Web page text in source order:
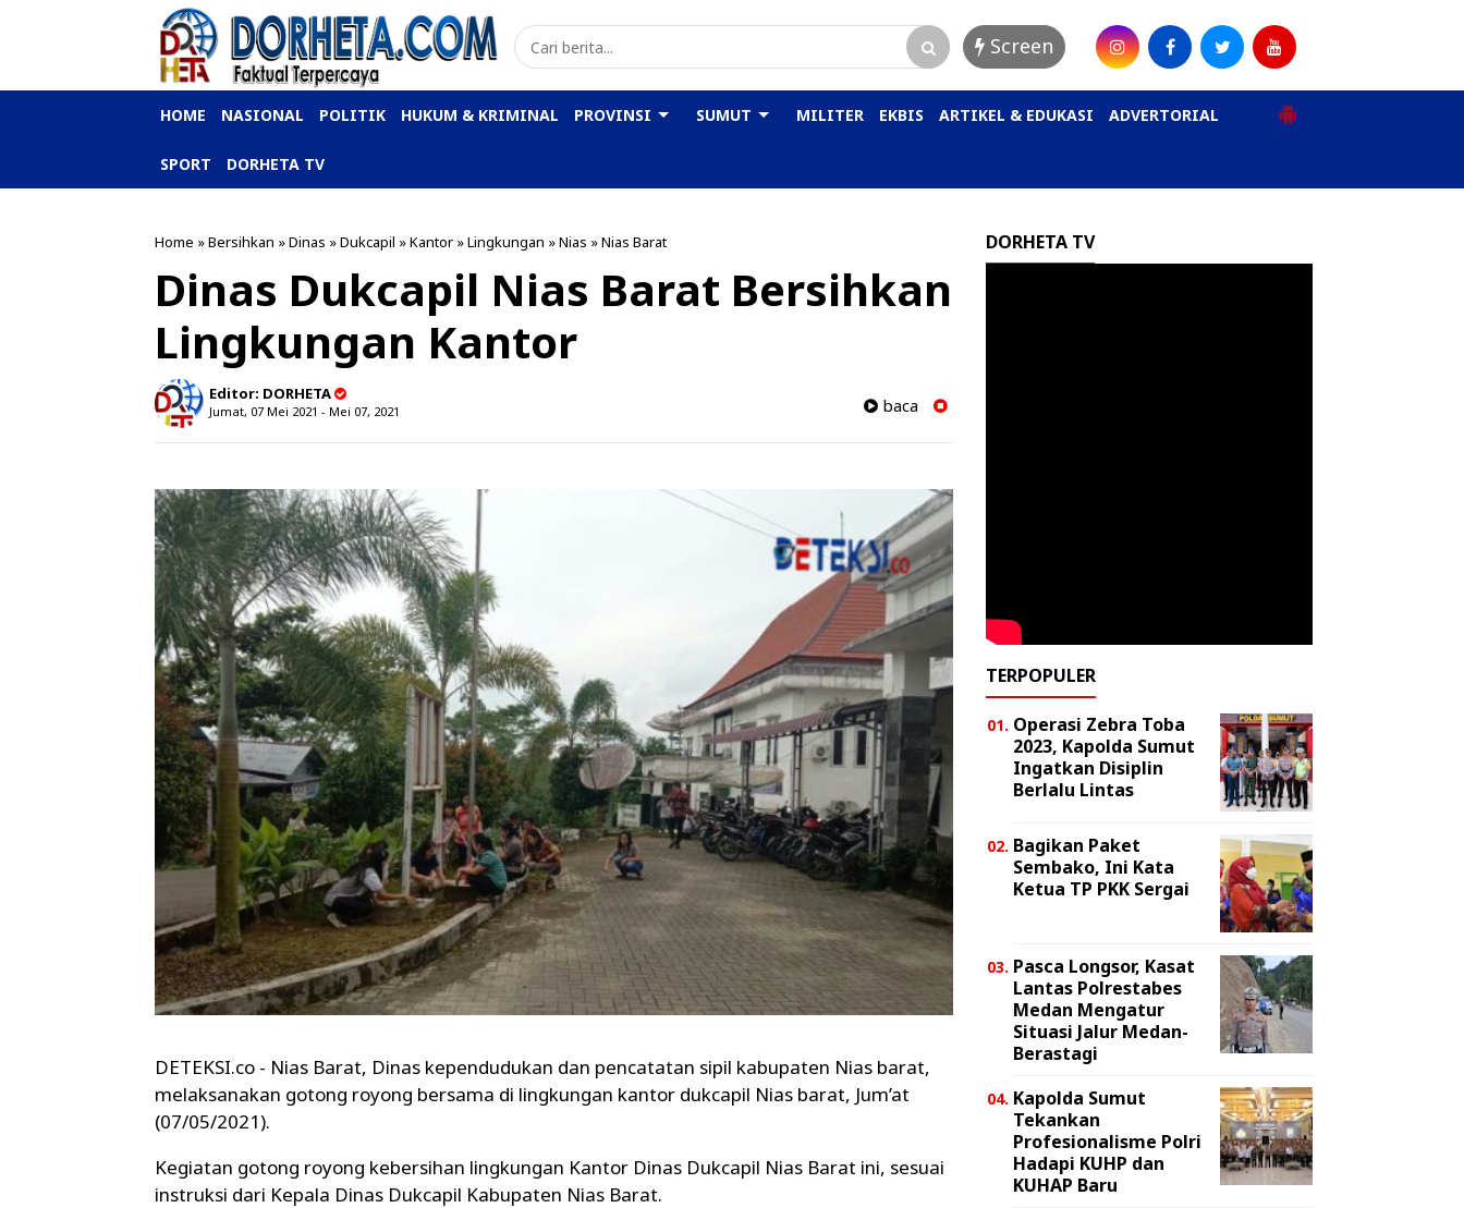
Screen
HOME NASIONAL POLITIK HUKUM & KRIMINAL PROVINSI SUMUT MILITER EKBIS ARTIKEL & EDUKASI ADVERTORIAL
SPORT DORHETA TV
Home »Bersihkan »Dinas »Dukcapil »Kantor »Lingkungan »Nias »Nias Barat
Dinas Dukcapil Nias Barat Bersihkan
Lingkungan Kantor
Editor: DORHETA
Jumat, 07 Mei 2021 - Mei 07, 2021 baca
DETEKSI.co - Nias Barat, Dinas kependudukan dan pencatatan sipil kabupaten Nias barat,
melaksanakan gotong royong bersama di lingkungan kantor dukcapil Nias barat, Jum’at
(07/05/2021).
Kegiatan gotong royong kebersihan lingkungan Kantor Dinas Dukcapil Nias Barat ini, sesuai
instruksi dari Kepala Dinas Dukcapil Kabupaten Nias Barat.
DORHETA TV
TERPOPULER
Operasi Zebra Toba
2023, Kapolda Sumut
Ingatkan Disiplin
Berlalu Lintas
Bagikan Paket
Sembako, Ini Kata
Ketua TP PKK Sergai
Pasca Longsor, Kasat
Lantas Polrestabes
Medan Mengatur
Situasi Jalur Medan-
Berastagi
Kapolda Sumut
Tekankan
Profesionalisme Polri
Hadapi KUHP dan
KUHAP Baru